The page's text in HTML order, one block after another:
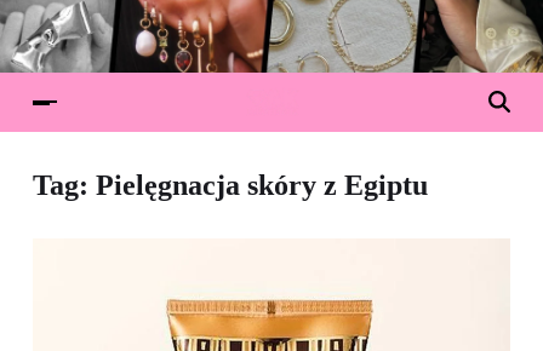
Tag: Pielęgnacja skóry z Egiptu